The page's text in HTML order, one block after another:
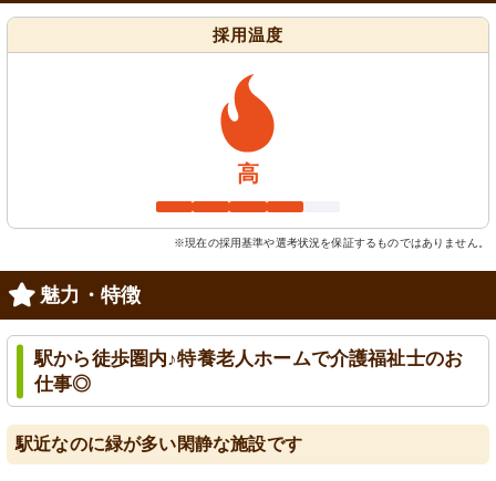
採用温度
高
※現在の採用基準や選考状況を保証するものではありません。
魅力・特徴
駅から徒歩圏内♪特養老人ホームで介護福祉士のお
仕事◎
駅近なのに緑が多い閑静な施設です